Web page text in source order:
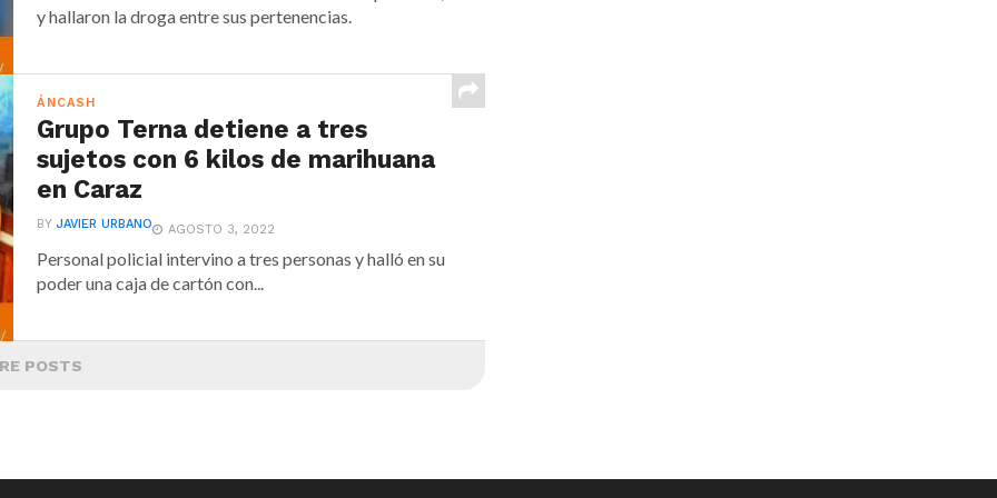
y hallaron la droga entre sus pertenencias.
ÁNCASH
Grupo Terna detiene a tres
sujetos con 6 kilos de marihuana
en Caraz
BYJAVIER URBANO AGOSTO 3, 2022
Personal policial intervino a tres personas y halló en su
poder una caja de cartón con...
POSTS